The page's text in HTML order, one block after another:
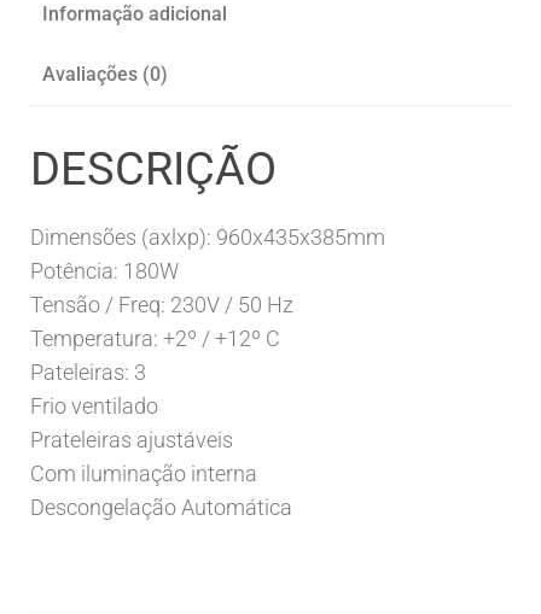
Informação adicional
Avaliações (0)
DESCRIÇÃO
Dimensões (axlxp): 960x435x385mm
Potência: 180W
Tensão / Freq: 230V / 50 Hz
Temperatura: +2º / +12º C
Pateleiras: 3
Frio ventilado
Prateleiras ajustáveis
Com iluminação interna
Descongelação Automática